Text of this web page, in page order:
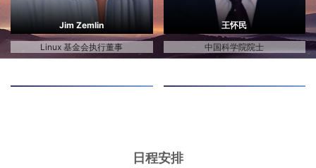
Jim Zemlin
Linux 基金会执行董事
王怀民
中国科学院院士
日程安排